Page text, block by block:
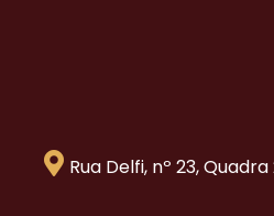
Rua Delfi, nº 23,